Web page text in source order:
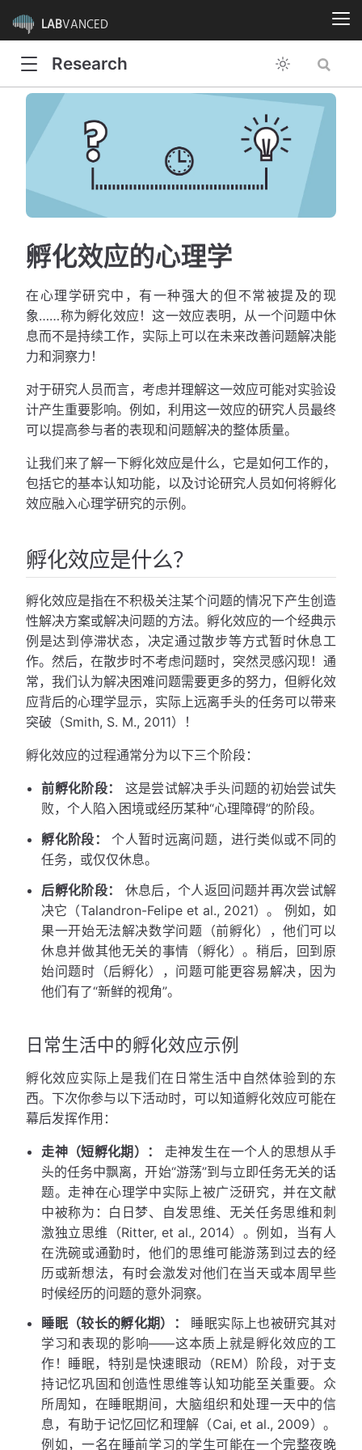
LABVANCED
Research
孵化效应的心理学
在心理学研究中，有一种强大的但不常被提及的现
象……称为孵化效应！这一效应表明，从一个问题中休
息而不是持续工作，实际上可以在未来改善问题解决能
力和洞察力！
对于研究人员而言，考虑并理解这一效应可能对实验设
计产生重要影响。例如，利用这一效应的研究人员最终
可以提高参与者的表现和问题解决的整体质量。
让我们来了解一下孵化效应是什么，它是如何工作的，
包括它的基本认知功能，以及讨论研究人员如何将孵化
效应融入心理学研究的示例。
孵化效应是什么？
孵化效应是指在不积极关注某个问题的情况下产生创造
性解决方案或解决问题的方法。孵化效应的一个经典示
例是达到停滞状态，决定通过散步等方式暂时休息工
作。然后，在散步时不考虑问题时，突然灵感闪现！通
常，我们认为解决困难问题需要更多的努力，但孵化效
应背后的心理学显示，实际上远离手头的任务可以带来
突破（Smith, S. M., 2011）！
孵化效应的过程通常分为以下三个阶段：
前孵化阶段：
这是尝试解决手头问题的初始尝试失
败，个人陷入困境或经历某种“心理障碍”的阶段。
孵化阶段：
个人暂时远离问题，进行类似或不同的
任务，或仅仅休息。
后孵化阶段：
休息后，个人返回问题并再次尝试解
决它（Talandron-Felipe et al., 2021）。 例如，如
果一开始无法解决数学问题（前孵化），他们可以
休息并做其他无关的事情（孵化）。稍后，回到原
始问题时（后孵化），问题可能更容易解决，因为
他们有了“新鲜的视角”。
日常生活中的孵化效应示例
孵化效应实际上是我们在日常生活中自然体验到的东
西。下次你参与以下活动时，可以知道孵化效应可能在
幕后发挥作用：
走神（短孵化期）：
走神发生在一个人的思想从手
头的任务中飘离，开始“游荡”到与立即任务无关的话
题。走神在心理学中实际上被广泛研究，并在文献
中被称为：白日梦、自发思维、无关任务思维和刺
激独立思维（Ritter, et al., 2014）。例如，当有人
在洗碗或通勤时，他们的思维可能游荡到过去的经
历或新想法，有时会激发对他们在当天或本周早些
时候经历的问题的意外洞察。
睡眠（较长的孵化期）：
睡眠实际上也被研究其对
学习和表现的影响——这本质上就是孵化效应的工
作！睡眠，特别是快速眼动（REM）阶段，对于支
持记忆巩固和创造性思维等认知功能至关重要。众
所周知，在睡眠期间，大脑组织和处理一天中的信
息，有助于记忆回忆和理解（Cai, et al., 2009）。
例如，一名在睡前学习的学生可能在一个完整夜晚